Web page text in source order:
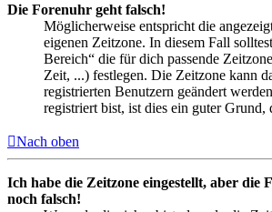
Die Forenuhr geht falsch!
Möglicherweise entspricht die
eigenen Zeitzone. In diesem Fall
Bereich“ die für dich passende
Zeit, ...) festlegen. Die Zeitzone kann
registrierten Benutzern geändert
registriert bist, ist dies ein guter Grund,
Nach oben
Ich habe die Zeitzone eingestellt, aber die
noch falsch!